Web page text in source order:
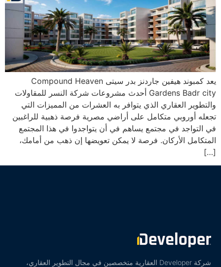
يعد كمبوند هيفين جاردنز بدر سيتى Compound Heaven
Gardens Badr city أحدث مشروعات شركة النسر للمقاولات
والتطوير العقاري الذي يتوافر به العشرات من المميزات التي
تجعله أوروبي متكامل على أراضي مصرية فرصة ذهبية للراغبين
في التواجد في مجتمع يساهم في أن يتواجدوا في هذا المجتمع
المتكامل الأركان. فرصة لا يمكن تعويضها إن ذهب من أمامك،
[…]
شركة Developer العقارية متخصصين في مجال التطوير العقاري،